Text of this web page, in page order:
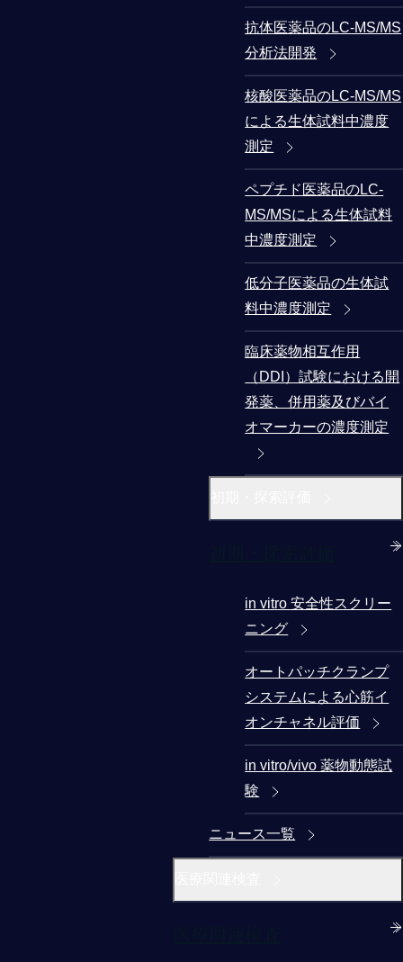
抗体医薬品のLC-MS/MS
分析法開発
核酸医薬品のLC-MS/MS
による生体試料中濃度
測定
ペプチド医薬品のLC-
MS/MSによる生体試料
中濃度測定
低分子医薬品の生体試
料中濃度測定
臨床薬物相互作用
（DDI）試験における開
発薬、併用薬及びバイ
オマーカーの濃度測定
in vitro 安全性スクリー
ニング
オートパッチクランプ
システムによる心筋イ
オンチャネル評価
in vitro/vivo 薬物動態試
験
ニュース一覧